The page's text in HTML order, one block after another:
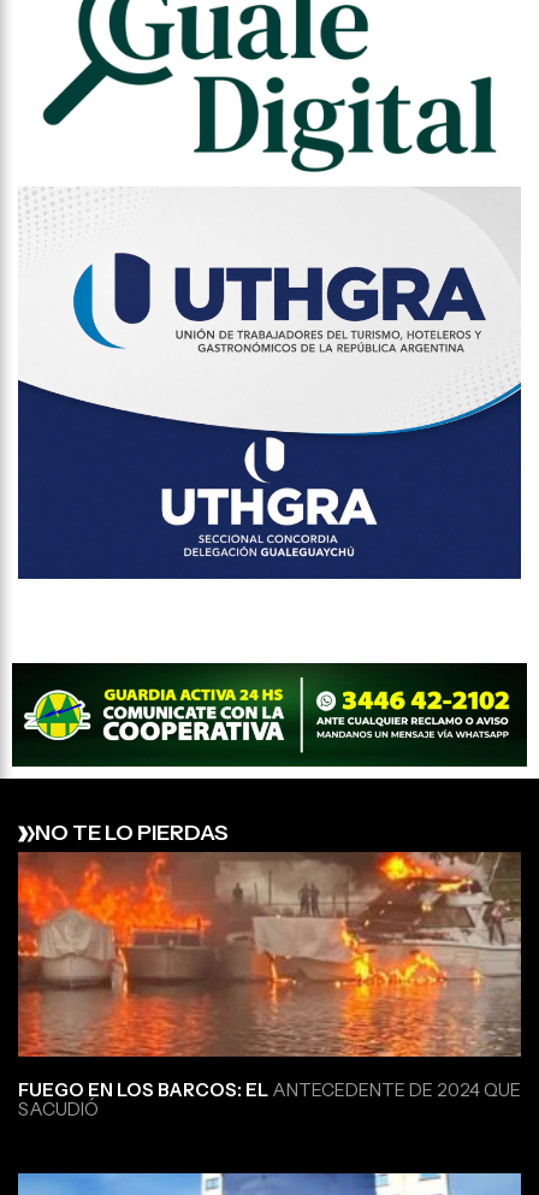
NO TE LO PIERDAS
FUEGO EN LOS BARCOS: EL ANTECEDENTE DE 2024 QUE
SACUDIÓ